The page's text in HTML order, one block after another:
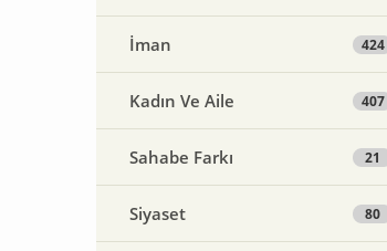
İman 424
Kadın Ve Aile 407
Sahabe Farkı 21
Siyaset 80